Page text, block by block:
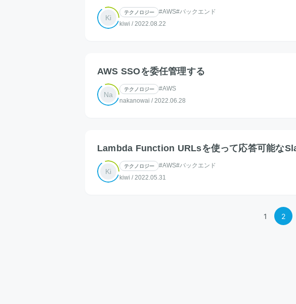
Ki
テクノロジー #AWS#バックエンド
kiwi / 2022.08.22
AWS SSOを委任管理する
Na
テクノロジー
#AWS
nakanowai / 2022.06.28
Lambda Function URLsを使って応答可能な
Ki
テクノロジー #AWS#バックエンド
kiwi / 2022.05.31
1 2